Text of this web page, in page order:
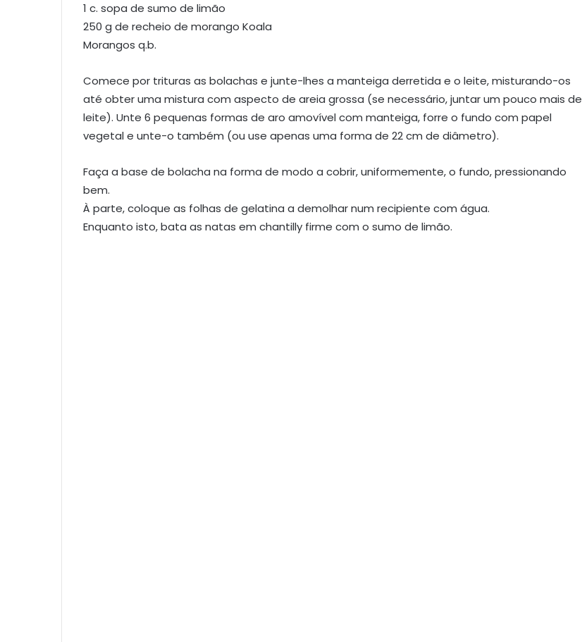
1 c. sopa de sumo de limão
250 g de recheio de morango Koala
Morangos q.b.
Comece por trituras as bolachas e junte-lhes a manteiga derretida e o leite, misturando-os
até obter uma mistura com aspecto de areia grossa (se necessário, juntar um pouco mais de
leite). Unte 6 pequenas formas de aro amovível com manteiga, forre o fundo com papel
vegetal e unte-o também (ou use apenas uma forma de 22 cm de diâmetro).
Faça a base de bolacha na forma de modo a cobrir, uniformemente, o fundo, pressionando
bem.
À parte, coloque as folhas de gelatina a demolhar num recipiente com água.
Enquanto isto, bata as natas em chantilly firme com o sumo de limão.